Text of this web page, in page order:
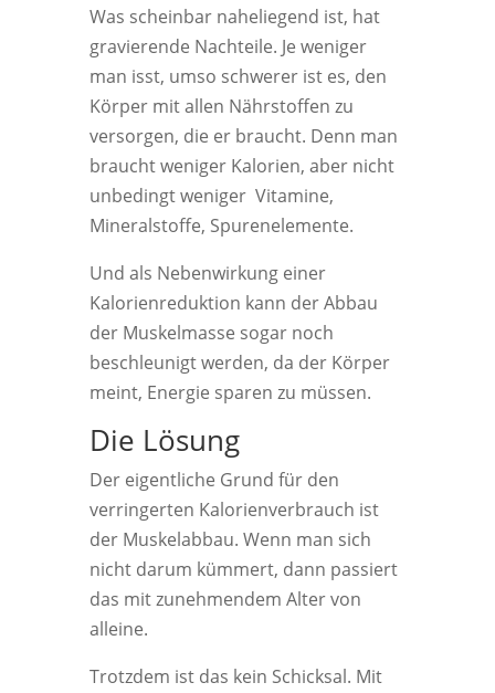
Was scheinbar naheliegend ist, hat
gravierende Nachteile. Je weniger
man isst, umso schwerer ist es, den
Körper mit allen Nährstoffen zu
versorgen, die er braucht. Denn man
braucht weniger Kalorien, aber nicht
unbedingt weniger Vitamine,
Mineralstoffe, Spurenelemente.
Und als Nebenwirkung einer
Kalorienreduktion kann der Abbau
der Muskelmasse sogar noch
beschleunigt werden, da der Körper
meint, Energie sparen zu müssen.
Die Lösung
Der eigentliche Grund für den
verringerten Kalorienverbrauch ist
der Muskelabbau. Wenn man sich
nicht darum kümmert, dann passiert
das mit zunehmendem Alter von
alleine.
Trotzdem ist das kein Schicksal. Mit